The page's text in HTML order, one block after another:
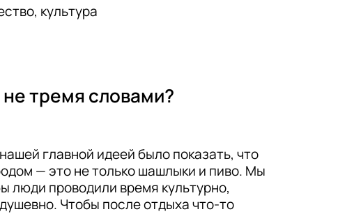
тремя словами?
главной идеей было показать, что
— это не только шашлыки и пиво. Мы
люди проводили время культурно,
Чтобы после отдыха что-то